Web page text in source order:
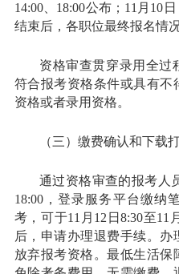
14:00、18:00公布；11月10
结束后，各职位最终报名情
资格审查贯穿录用全过
符合报考资格条件或具有
资格或者录用资格。
（三）缴费确认和下载
通过资格审查的报考人
18:00，登录服务平台缴纳
考，可于11月12日8:30至11
后，申请办理退费手续。
放弃报考资格。最低生活保